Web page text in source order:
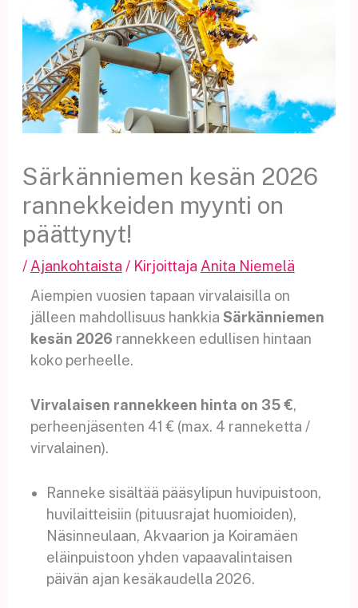
Särkänniemen kesän 2026
rannekkeiden myynti on
päättynyt!
/ Ajankohtaista / Kirjoittaja Anita Niemelä
Aiempien vuosien tapaan virvalaisilla on
jälleen mahdollisuus hankkia Särkänniemen
kesän 2026 rannekkeen edullisen hintaan
koko perheelle.
Virvalaisen rannekkeen hinta on 35 €,
perheenjäsenten 41 € (max. 4 ranneketta /
virvalainen).
Ranneke sisältää pääsylipun huvipuistoon,
huvilaitteisiin (pituusrajat huomioiden),
Näsinneulaan, Akvaarion ja Koiramäen
eläinpuistoon yhden vapaavalintaisen
päivän ajan kesäkaudella 2026.